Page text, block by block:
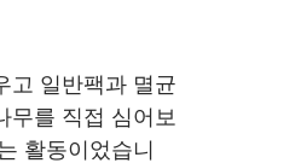
고 일반팩과 멸균
무를 직접 심어보
활동이었습니